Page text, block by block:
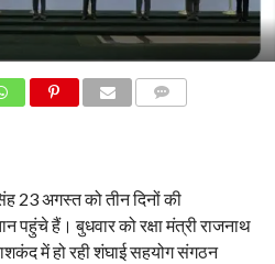
23 अगस्त को तीन दिनों की
पहुंचे हैं। बुधवार को रक्षा मंत्री राजनाथ
में हो रही शंघाई सहयोग संगठन